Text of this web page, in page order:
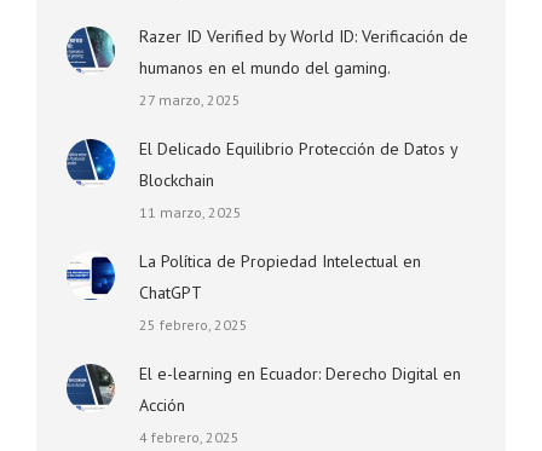
Razer ID Verified by World ID: Verificación de
humanos en el mundo del gaming.
27 marzo, 2025
El Delicado Equilibrio Protección de Datos y
Blockchain
11 marzo, 2025
La Política de Propiedad Intelectual en
ChatGPT
25 febrero, 2025
El e-learning en Ecuador: Derecho Digital en
Acción
4 febrero, 2025